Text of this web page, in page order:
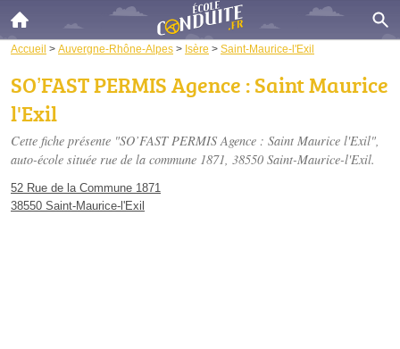
Accueil > Auvergne-Rhône-Alpes > Isère > Saint-Maurice-l'Exil
SO’FAST PERMIS Agence : Saint Maurice
l'Exil
Cette fiche présente "SO’FAST PERMIS Agence : Saint Maurice l'Exil",
auto-école située rue de la commune 1871, 38550 Saint-Maurice-l'Exil.
52 Rue de la Commune 1871
38550 Saint-Maurice-l'Exil